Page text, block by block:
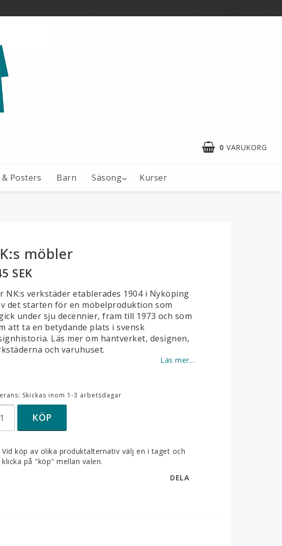
0 VARUKORG
Posters Barn Säsong Kurser
möbler
SEK
NK:s verkstäder etablerades 1904 i Nyköping
det starten för en möbelproduktion som
under sju decennier, fram till 1973 och som
att ta en betydande plats i svensk
Läs mer om hantverket, designen,
och varuhuset.
Läs mer...
Skickas inom 1-3 arbetsdagar
KÖP
Vid köp av olika produktalternativ välj en i taget och
klicka på "köp" mellan valen.
DELA